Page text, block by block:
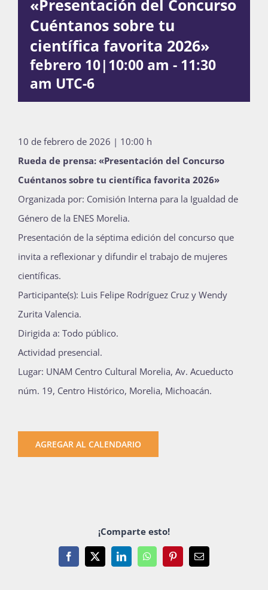
Publicaciones
Bienvenida generación 2027-1
«Presentación del Concurso
Cuéntanos sobre tu
científica favorita 2026»
febrero 10|10:00 am - 11:30
am UTC-6
10 de febrero de 2026 | 10:00 h
Rueda de prensa: «Presentación del Concurso
Cuéntanos sobre tu científica favorita 2026»
Organizada por: Comisión Interna para la Igualdad de
Género de la ENES Morelia.
Presentación de la séptima edición del concurso que
invita a reflexionar y difundir el trabajo de mujeres
científicas.
Participante(s): Luis Felipe Rodríguez Cruz y Wendy
Zurita Valencia.
Dirigida a: Todo público.
Actividad presencial.
Lugar: UNAM Centro Cultural Morelia, Av. Acueducto
núm. 19, Centro Histórico, Morelia, Michoacán.
AGREGAR AL CALENDARIO
¡Comparte esto!
Facebook
X LinkedInWhatsAppPinterestEmail